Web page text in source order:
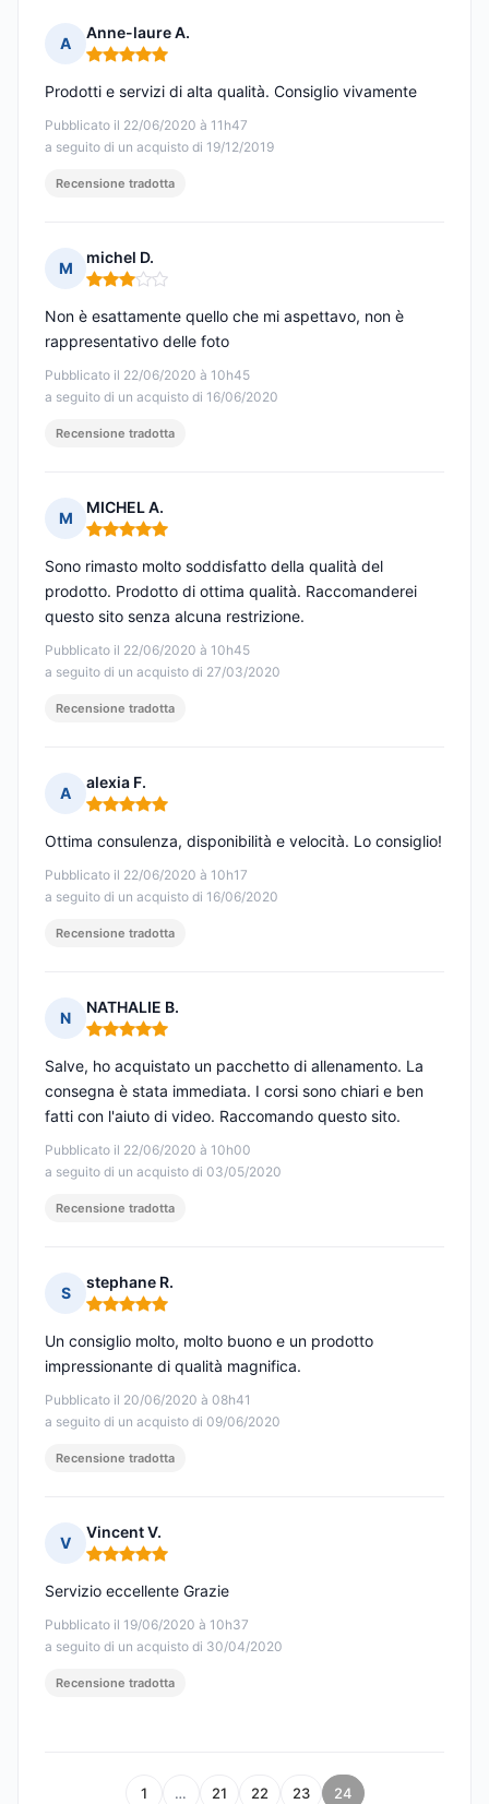
A
Anne-laure A.
Nota: 5 su 5
Pubblicato il 22/06/2020 à 11h47
a seguito di un acquisto di 19/12/2019
Prodotti e servizi di alta qualità. Consiglio vivamente
Recensione tradotta
M
michel D.
Nota: 3 su 5
Pubblicato il 22/06/2020 à 10h45
a seguito di un acquisto di 16/06/2020
Non è esattamente quello che mi aspettavo, non è
rappresentativo delle foto
Recensione tradotta
M
MICHEL A.
Nota: 5 su 5
Pubblicato il 22/06/2020 à 10h45
a seguito di un acquisto di 27/03/2020
Sono rimasto molto soddisfatto della qualità del
prodotto. Prodotto di ottima qualità. Raccomanderei
questo sito senza alcuna restrizione.
Recensione tradotta
A
alexia F.
Nota: 5 su 5
Pubblicato il 22/06/2020 à 10h17
a seguito di un acquisto di 16/06/2020
Ottima consulenza, disponibilità e velocità. Lo consiglio!
Recensione tradotta
N
NATHALIE B.
Nota: 5 su 5
Pubblicato il 22/06/2020 à 10h00
a seguito di un acquisto di 03/05/2020
Salve, ho acquistato un pacchetto di allenamento. La
consegna è stata immediata. I corsi sono chiari e ben
fatti con l'aiuto di video. Raccomando questo sito.
Recensione tradotta
S
stephane R.
Nota: 5 su 5
Pubblicato il 20/06/2020 à 08h41
a seguito di un acquisto di 09/06/2020
Un consiglio molto, molto buono e un prodotto
impressionante di qualità magnifica.
Recensione tradotta
V
Vincent V.
Nota: 5 su 5
Pubblicato il 19/06/2020 à 10h37
a seguito di un acquisto di 30/04/2020
Servizio eccellente Grazie
Recensione tradotta
1 … 21 22 23 24